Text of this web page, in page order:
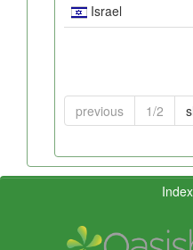
Israel
previous 1/2